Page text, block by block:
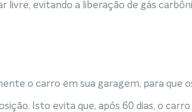
livre, evitando a liberação de gás
o carro em sua garagem, para que
Isto evita que, após 60 dias, o